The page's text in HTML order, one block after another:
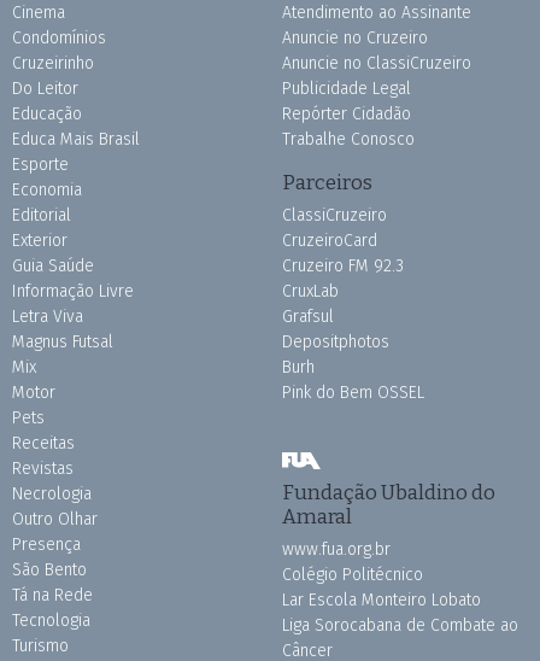
Cinema
Condomínios
Cruzeirinho
Do Leitor
Educação
Educa Mais Brasil
Esporte
Economia
Editorial
Exterior
Guia Saúde
Informação Livre
Letra Viva
Magnus Futsal
Mix
Motor
Pets
Receitas
Revistas
Necrologia
Outro Olhar
Presença
São Bento
Tá na Rede
Tecnologia
Turismo
Atendimento ao Assinante
Anuncie no Cruzeiro
Anuncie no ClassiCruzeiro
Publicidade Legal
Repórter Cidadão
Trabalhe Conosco
Parceiros
ClassiCruzeiro
CruzeiroCard
Cruzeiro FM 92.3
CruxLab
Grafsul
Depositphotos
Burh
Pink do Bem OSSEL
Fundação Ubaldino do
Amaral
www.fua.org.br
Colégio Politécnico
Lar Escola Monteiro Lobato
Liga Sorocabana de Combate ao
Câncer